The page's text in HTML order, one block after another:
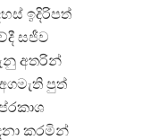
ඉදිරිපත්
සජීව
අතරින්
පුත්
කරමින්